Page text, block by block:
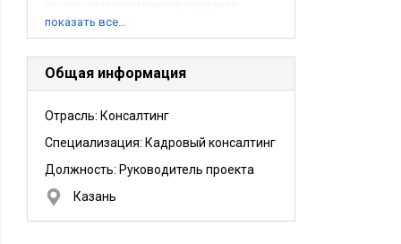
(психологич
показать все…
Общая информация
Отрасль: Консалтинг
Специализация: Кадровый консалтинг
Должность: Руководитель проекта
Казань